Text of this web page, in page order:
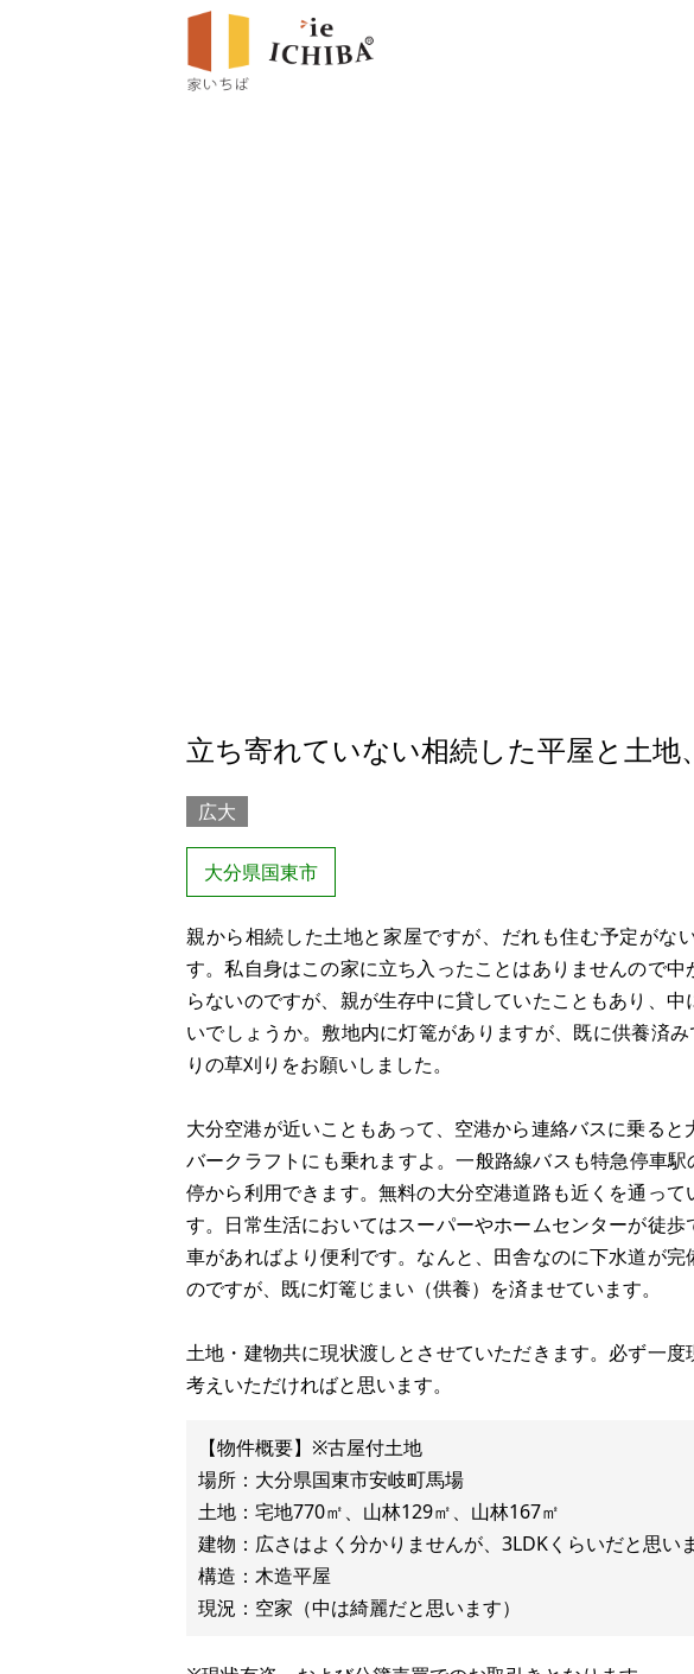
立ち寄れていない相続した平屋と土地
広大
大分県国東市
親から相続した土地と家屋ですが、だれも住む予定がな
す。私自身はこの家に立ち入ったことはありませんので
らないのですが、親が生存中に貸していたこともあり、
いでしょうか。敷地内に灯篭がありますが、既に供養済
りの草刈りをお願いしました。
大分空港が近いこともあって、空港から連絡バスに乗る
バークラフトにも乗れますよ。一般路線バスも特急停車駅
停から利用できます。無料の大分空港道路も近くを通っ
す。日常生活においてはスーパーやホームセンターが徒
車があればより便利です。なんと、田舎なのに下水道が
のですが、既に灯篭じまい（供養）を済ませています。
土地・建物共に現状渡しとさせていただきます。必ず一
考えいただければと思います。
【物件概要】※古屋付土地
場所：大分県国東市安岐町馬場
土地：宅地770㎡、山林129㎡、山林167㎡
建物：広さはよく分かりませんが、3LDKくらいだと思いま
構造：木造平屋